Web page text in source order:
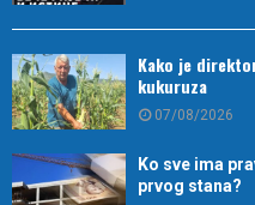
Kako je
kukuruza
07/08/2026
Ko sve ima
prvog stana?